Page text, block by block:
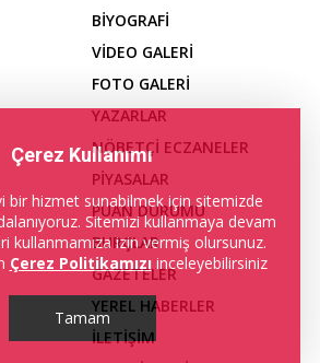
BİYOGRAFİ
VİDEO GALERİ
FOTO GALERİ
YAZARLAR
NÖBETÇİ ECZANELER
PİYASALAR
PUAN DURUMU
BURÇLAR
GAZETELER
YEREL HABERLER
İLETİŞİM
Çerez Kullanımı
bir hizmet sunabilmek için sitemizde
Sitemizi kullanmaya devam
kullanmamıza izin vermiş olursunuz.
Çerez Politikamızıinceleyebilirsiniz
Tamam